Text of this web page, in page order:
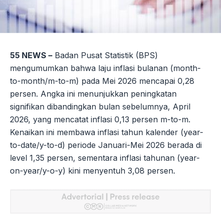
55 NEWS – Badan Pusat Statistik (BPS)
mengumumkan bahwa laju inflasi bulanan (month-
to-month/m-to-m) pada Mei 2026 mencapai 0,28
persen. Angka ini menunjukkan peningkatan
signifikan dibandingkan bulan sebelumnya, April
2026, yang mencatat inflasi 0,13 persen m-to-m.
Kenaikan ini membawa inflasi tahun kalender (year-
to-date/y-to-d) periode Januari-Mei 2026 berada di
level 1,35 persen, sementara inflasi tahunan (year-
on-year/y-o-y) kini menyentuh 3,08 persen.